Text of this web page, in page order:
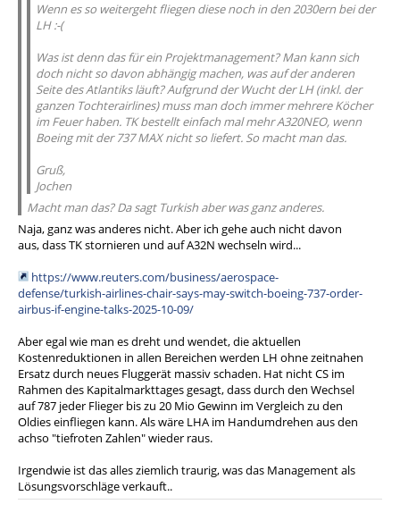
Wenn es so weitergeht fliegen diese noch in den 2030ern bei der
LH :-(
Was ist denn das für ein Projektmanagement? Man kann sich
doch nicht so davon abhängig machen, was auf der anderen
Seite des Atlantiks läuft? Aufgrund der Wucht der LH (inkl. der
ganzen Tochterairlines) muss man doch immer mehrere Köcher
im Feuer haben. TK bestellt einfach mal mehr A320NEO, wenn
Boeing mit der 737 MAX nicht so liefert. So macht man das.
Gruß,
Jochen
Macht man das? Da sagt Turkish aber was ganz anderes.
Naja, ganz was anderes nicht. Aber ich gehe auch nicht davon
aus, dass TK stornieren und auf A32N wechseln wird...
https://www.reuters.com/business/aerospace-
defense/turkish-airlines-chair-says-may-switch-boeing-737-order-
airbus-if-engine-talks-2025-10-09/
Aber egal wie man es dreht und wendet, die aktuellen
Kostenreduktionen in allen Bereichen werden LH ohne zeitnahen
Ersatz durch neues Fluggerät massiv schaden. Hat nicht CS im
Rahmen des Kapitalmarkttages gesagt, dass durch den Wechsel
auf 787 jeder Flieger bis zu 20 Mio Gewinn im Vergleich zu den
Oldies einfliegen kann. Als wäre LHA im Handumdrehen aus den
achso "tiefroten Zahlen" wieder raus.
Irgendwie ist das alles ziemlich traurig, was das Management als
Lösungsvorschläge verkauft..